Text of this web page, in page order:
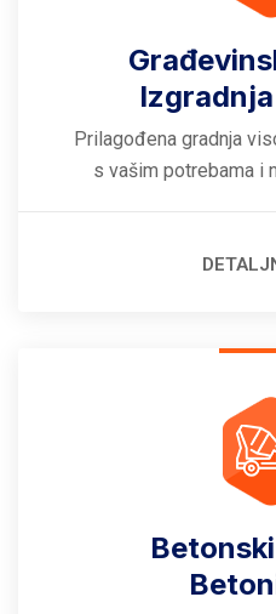
Prilagođena gradnja
s vašim potrebama i